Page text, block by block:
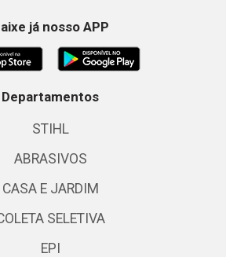
já nosso APP
Departamentos
STIHL
ABRASIVOS
CASA E JARDIM
SELETIVA
EPI